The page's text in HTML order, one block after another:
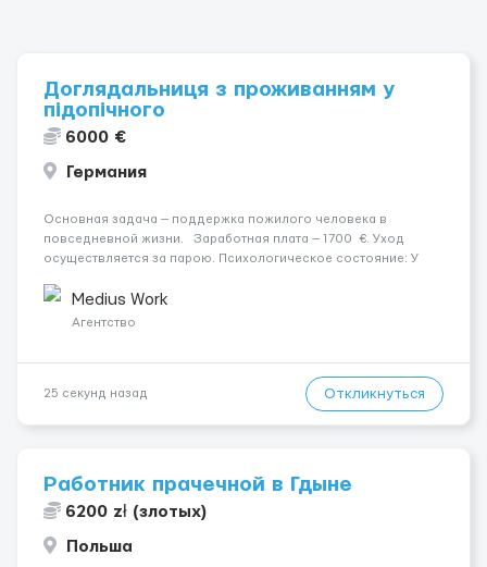
Доглядальниця з проживанням у
підопічного
6000 €
Германия
Основная задача — поддержка пожилого человека в
повседневной жизни. Заработная плата — 1700 €. Уход
осуществляется за парою. Психологическое состояние: У
München, 80995. Ночной уход: Жінка прокидається ...
Medius Work
Агентство
25 секунд назад Откликнуться
Работник прачечной в Гдыне
6200 zł (злотых)
Польша